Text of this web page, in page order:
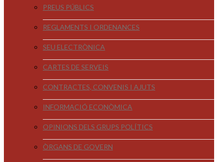
PREUS PÚBLICS
REGLAMENTS I ORDENANCES
SEU ELECTRÒNICA
CARTES DE SERVEIS
CONTRACTES, CONVENIS I AJUTS
INFORMACIÓ ECONÒMICA
OPINIONS DELS GRUPS POLÍTICS
ÒRGANS DE GOVERN